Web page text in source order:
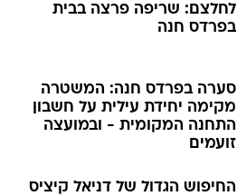
לחלצם: שריפה פרצה בבית
בפרדס חנה
סערה בפרדס חנה: המשטרה
מקימה יחידת עילית על חשבון
התחנה המקומית - ובמועצה
זועמים
החיפוש הגדול של דניאל קיציס